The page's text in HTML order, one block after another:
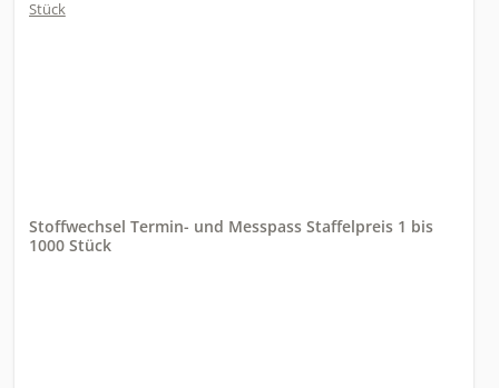
Stoffwechsel Termin- und Messpass Staffelpreis 1 bis
1000 Stück